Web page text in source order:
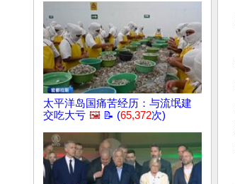
太平洋岛国痛苦经历：与流氓建
交吃大亏 🖼️ 📝 (65,372次)